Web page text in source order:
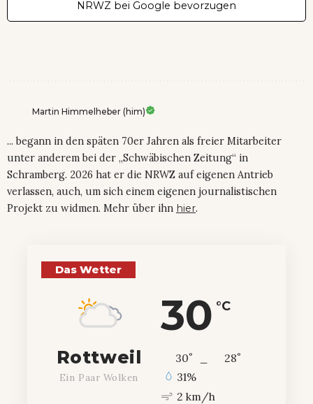
NRWZ bei Google bevorzugen
Martin Himmelheber (him)
... begann in den späten 70er Jahren als freier Mitarbeiter
unter anderem bei der „Schwäbischen Zeitung“ in
Schramberg. 2026 hat er die NRWZ auf eigenen Antrieb
verlassen, auch, um sich einem eigenen journalistischen
Projekt zu widmen. Mehr über ihn hier.
Das Wetter
30 °C
Rottweil
Ein Paar Wolken
30° 28°
31%
2 km/h